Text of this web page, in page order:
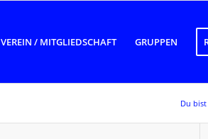
VEREIN / MITGLIEDSCHAFT GRUPPEN
Du